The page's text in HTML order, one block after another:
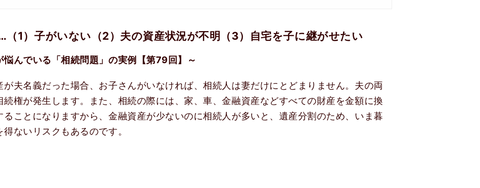
1）子がいない（2）夫の資産状況が不明（3）自宅を子に継がせたい
んでいる「相続問題」の実例【第79回】～
が夫名義だった場合、お子さんがいなければ、相続人は妻だけにとどまりません。夫の両
権が発生します。また、相続の際には、家、車、金融資産などすべての財産を金額に換
ことになりますから、金融資産が少ないのに相続人が多いと、遺産分割のため、いま暮
ないリスクもあるのです。